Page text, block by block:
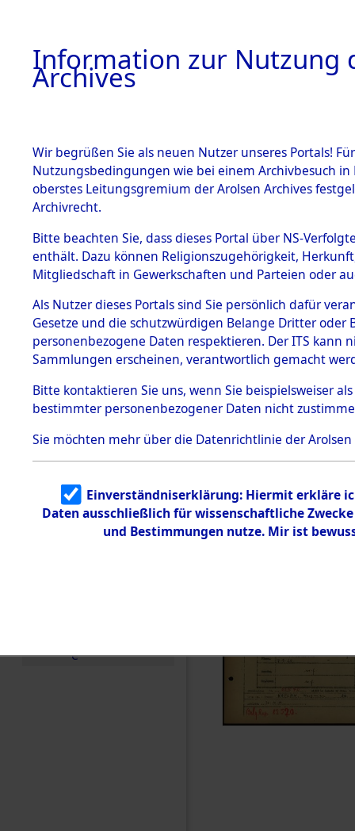
BESTÄNDE
1.
mente
5. Verschiedenes
5.3
Todesmärsche
5.3.1 Alliierte
Erhebungen
zu
Todesmärsch
en
5.3.2
Identifizierun
g
5.3.3
Todesmärsch
e
Dead -
Branch -
Information zur Nutzung
Archives
Wir begrüßen Sie als neuen Nutzer unseres Portals!
Nutzungsbedingungen wie bei einem Archivbesuch
oberstes Leitungsgremium der Arolsen Archives
Archivrecht.
Bitte beachten Sie, dass dieses Portal über NS-
enthält. Dazu können Religionszugehörigkeit,
Mitgliedschaft in Gewerkschaften und Parteien oder
Als Nutzer dieses Portals sind Sie persönlich dafür
Gesetze und die schutzwürdigen Belange Dritter
personenbezogene Daten respektieren. Der ITS
Sammlungen erscheinen, verantwortlich gemacht
Bitte kontaktieren Sie uns, wenn Sie beispielsweiser
bestimmter personenbezogener Daten nicht
Sie möchten mehr über die Datenrichtlinie der Arolsen
Einverständniserklärung: Hiermit erkläre
Daten ausschließlich für wissenschaftliche
und Bestimmungen nutze. Mir ist